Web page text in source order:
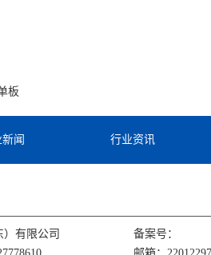
板
闻 行业资讯
有限公司
备案号：